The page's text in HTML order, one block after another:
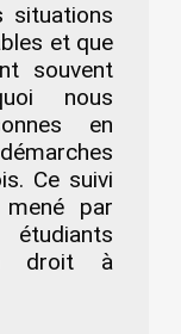
situations
et que
souvent
nous
en
Ce suivi
par
droit à